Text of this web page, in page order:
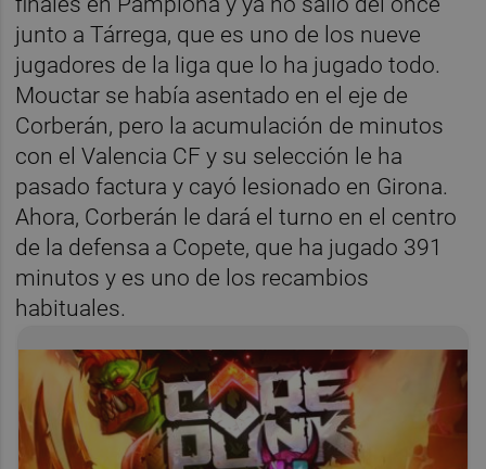
junto a Tárrega, que es uno de los nueve
jugadores de la liga que lo ha jugado todo.
Mouctar se había asentado en el eje de
Corberán, pero la acumulación de minutos
con el Valencia CF y su selección le ha
pasado factura y cayó lesionado en Girona.
Ahora, Corberán le dará el turno en el centro
de la defensa a Copete, que ha jugado 391
minutos y es uno de los recambios
habituales.